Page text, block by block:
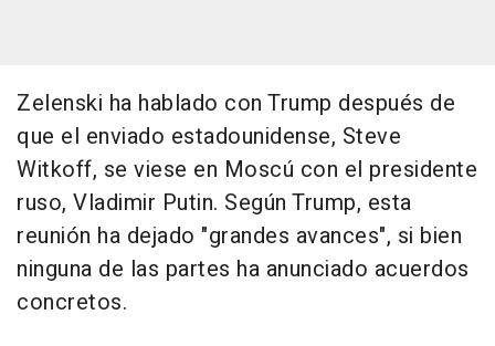
Zelenski ha hablado con Trump después de
que el enviado estadounidense, Steve
Witkoff, se viese en Moscú con el presidente
ruso, Vladimir Putin. Según Trump, esta
reunión ha dejado "grandes avances", si bien
ninguna de las partes ha anunciado acuerdos
concretos.